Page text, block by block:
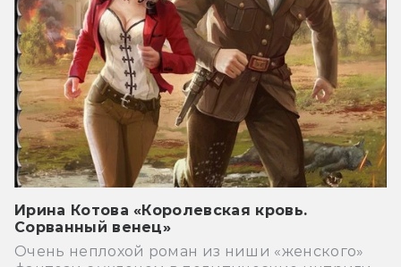
Ирина Котова «Королевская кровь.
Сорванный венец»
Очень неплохой роман из ниши «женского»